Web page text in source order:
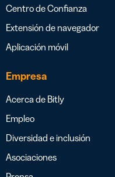
Centro de Confianza
Extensión de navegador
Aplicación móvil
Empresa
Acerca de Bitly
Empleo
Diversidad e inclusión
Asociaciones